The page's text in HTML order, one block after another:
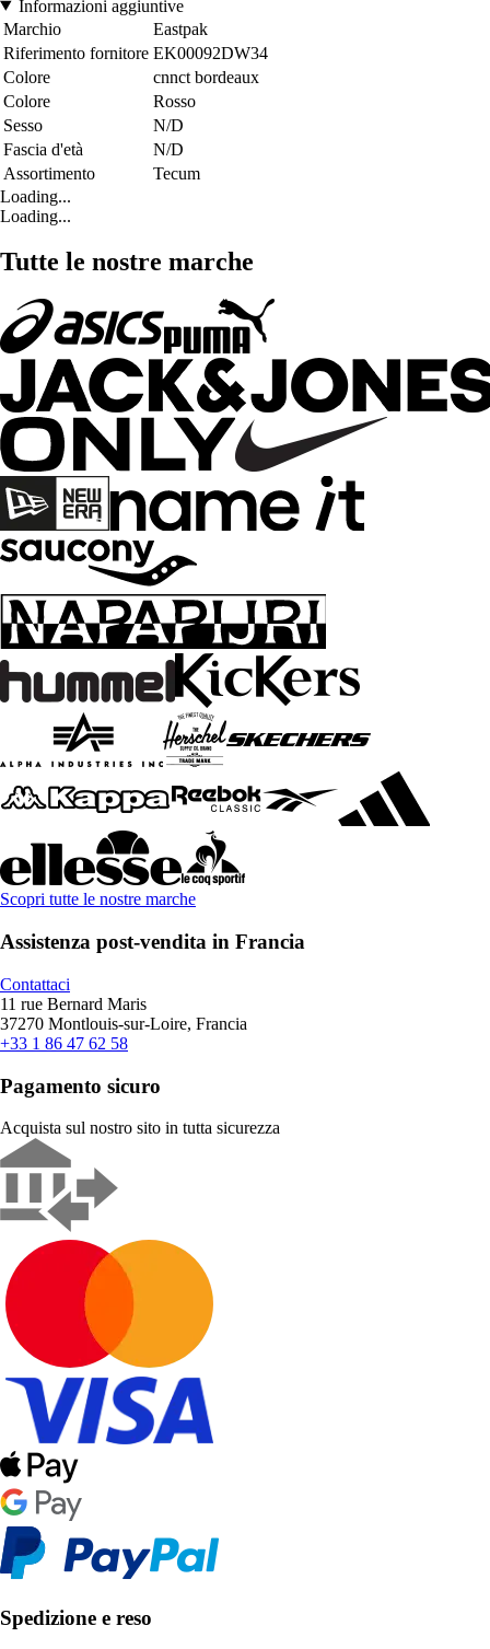
Informazioni aggiuntive
Marchio
Eastpak
Riferimento fornitore EK00092DW34
Colore
cnnct bordeaux
Colore
Rosso
Sesso
N/D
Fascia d'età
N/D
Assortimento
Tecum
Loading...
Loading...
Tutte le nostre marche
Scopri tutte le nostre marche
Assistenza post-vendita in Francia
Contattaci
11 rue Bernard Maris
37270 Montlouis-sur-Loire, Francia
+33 1 86 47 62 58
Pagamento sicuro
Acquista sul nostro sito in tutta sicurezza
Spedizione e reso